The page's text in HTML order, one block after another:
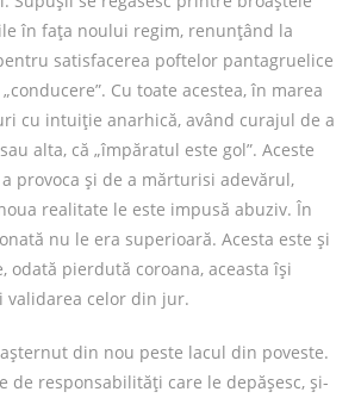
în fața noului regim, renunțând la
satisfacerea poftelor pantagruelice
Cu toate acestea, în marea
cu intuiție anarhică, având curajul de a
alta, că „împăratul este gol”. Aceste
provoca și de a mărturisi adevărul,
realitate le este impusă abuziv. În
nu le era superioară. Acesta este și
odată pierdută coroana, aceasta își
validarea celor din jur.
din nou peste lacul din poveste.
de responsabilități care le depășesc, și-